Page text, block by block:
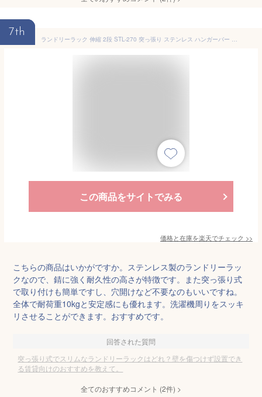
7th
ランドリーラック 伸縮 2段 STL-270 突っ張り ステンレス ハンガーバー 洗濯機 ラック ランドリー収納 収納 洗濯機収納 棚付き 一人暮らし 洗剤 柔軟剤 ホワイト おしゃれ アイリスオーヤマ スリム
この商品をサイトでみる
価格と在庫を楽天でチェック >>
こちらの商品はいかがですか。ステンレス製のランドリーラッ
クなので、錆に強く耐久性の高さが特徴です。また突っ張り式
で取り付けも簡単ですし、穴開けなど不要なのもいいですね。
全体で耐荷重10kgと安定感にも優れます。洗濯機周りをスッキ
リさせることができます。おすすめです。
回答された質問
突っ張り式でスリムなランドリーラックはどれ？壁を傷つけず設置でき
る賃貸向けのおすすめを教えて。
全てのおすすめコメント (2件) >